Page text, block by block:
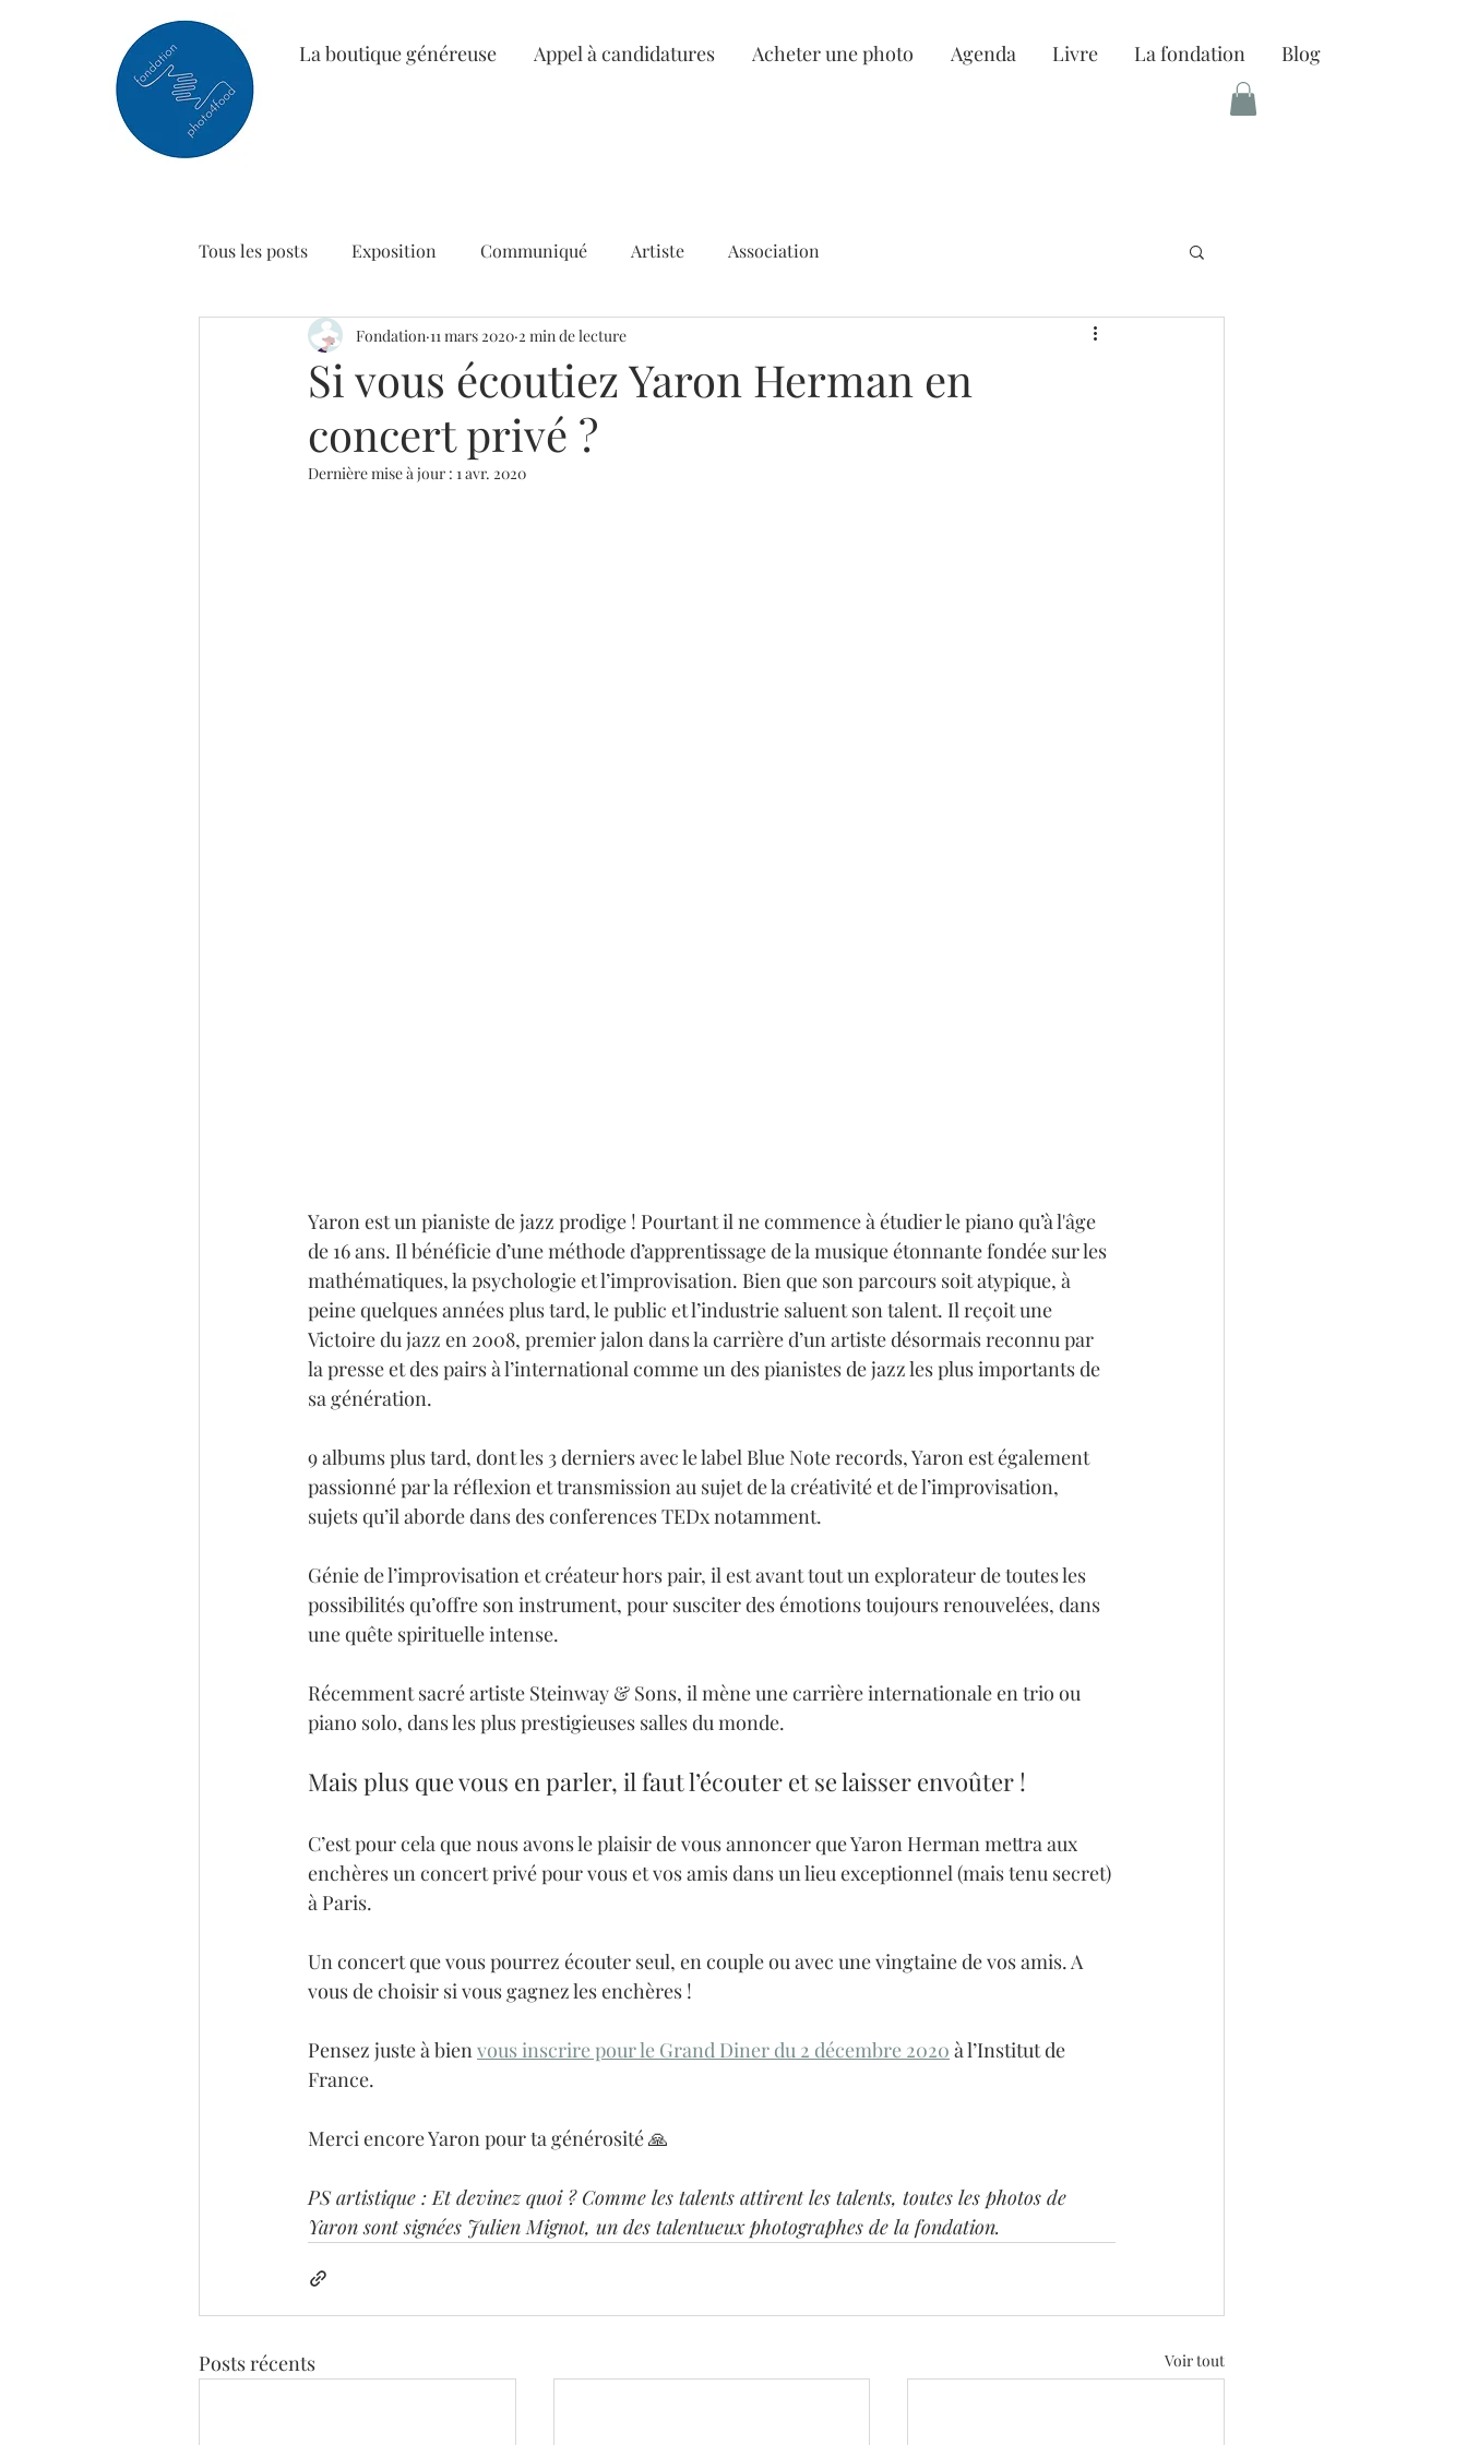
La boutique généreuse Appel à candidatures Acheter une photo Agenda Livre La fondation Blog
Tous les posts Exposition Communiqué Artiste Association
Si vous écoutiez Yaron Herman en
concert privé ?
Fondation 11 mars 2020 2 min de lecture
Dernière mise à jour : 1 avr. 2020
Yaron est un pianiste de jazz prodige ! Pourtant il ne commence à étudier le piano qu’à l'âge
de 16 ans. Il bénéficie d’une méthode d’apprentissage de la musique étonnante fondée sur les
mathématiques, la psychologie et l’improvisation. Bien que son parcours soit atypique, à
peine quelques années plus tard, le public et l’industrie saluent son talent. Il reçoit une
Victoire du jazz en 2008, premier jalon dans la carrière d’un artiste désormais reconnu par
la presse et des pairs à l’international comme un des pianistes de jazz les plus importants de
sa génération.
9 albums plus tard, dont les 3 derniers avec le label Blue Note records, Yaron est également
passionné par la réflexion et transmission au sujet de la créativité et de l’improvisation,
sujets qu’il aborde dans des conferences TEDx notamment.
Génie de l’improvisation et créateur hors pair, il est avant tout un explorateur de toutes les
possibilités qu’offre son instrument, pour susciter des émotions toujours renouvelées, dans
une quête spirituelle intense.
Récemment sacré artiste Steinway & Sons, il mène une carrière internationale en trio ou
piano solo, dans les plus prestigieuses salles du monde.
Mais plus que vous en parler, il faut l’écouter et se laisser envoûter !
C’est pour cela que nous avons le plaisir de vous annoncer que Yaron Herman mettra aux
enchères un concert privé pour vous et vos amis dans un lieu exceptionnel (mais tenu secret)
à Paris.
Un concert que vous pourrez écouter seul, en couple ou avec une vingtaine de vos amis. A
vous de choisir si vous gagnez les enchères !
Pensez juste à bien vous inscrire pour le Grand Diner du 2 décembre 2020 à l’Institut de
France.
Merci encore Yaron pour ta générosité 🙏
PS artistique : Et devinez quoi ? Comme les talents attirent les talents, toutes les photos de
Yaron sont signées Julien Mignot, un des talentueux photographes de la fondation.
Posts récents Voir tout